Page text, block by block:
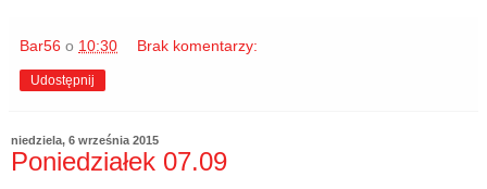
Bar56 o 10:30 Brak komentarzy:
Udostępnij
niedziela, 6 września 2015
Poniedziałek 07.09